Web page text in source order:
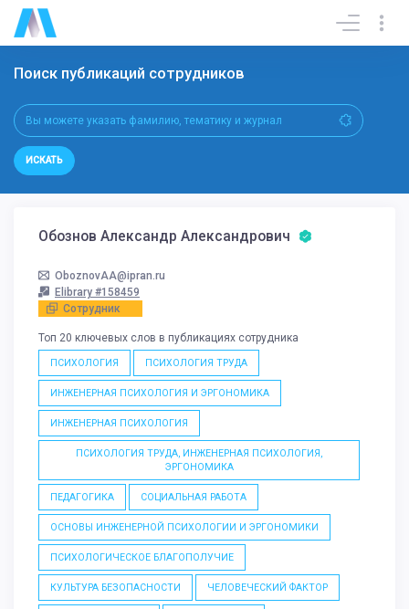
Поиск публикаций сотрудников
ИСКАТЬ
Обознов Александр Александрович
OboznovAA@ipran.ru
Elibrary #158459
Сотрудник
Топ 20 ключевых слов в публикациях сотрудника
ПСИХОЛОГИЯ ПСИХОЛОГИЯ ТРУДА
ИНЖЕНЕРНАЯ ПСИХОЛОГИЯ И ЭРГОНОМИКА
ИНЖЕНЕРНАЯ ПСИХОЛОГИЯ
ПСИХОЛОГИЯ ТРУДА, ИНЖЕНЕРНАЯ ПСИХОЛОГИЯ,
ЭРГОНОМИКА
ПЕДАГОГИКА СОЦИАЛЬНАЯ РАБОТА
ОСНОВЫ ИНЖЕНЕРНОЙ ПСИХОЛОГИИ И ЭРГОНОМИКИ
ПСИХОЛОГИЧЕСКОЕ БЛАГОПОЛУЧИЕ
КУЛЬТУРА БЕЗОПАСНОСТИ ЧЕЛОВЕЧЕСКИЙ ФАКТОР